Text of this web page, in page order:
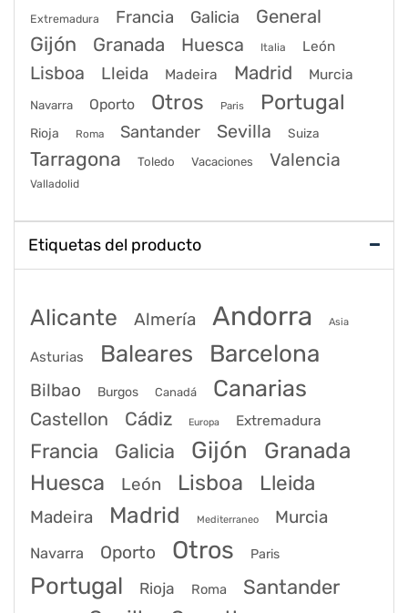
Extremadura Francia Galicia General
Gijón Granada Huesca Italia León
Lisboa Lleida Madeira Madrid Murcia
Navarra Oporto Otros Paris Portugal
Rioja Roma Santander Sevilla Suiza
Tarragona Toledo Vacaciones Valencia
Valladolid
Etiquetas del producto
Alicante Almería Andorra Asia
Asturias Baleares Barcelona
Bilbao Burgos Canadá Canarias
Castellon Cádiz Europa Extremadura
Francia Galicia Gijón Granada
Huesca León Lisboa Lleida
Madeira Madrid Mediterraneo Murcia
Navarra Oporto Otros Paris
Portugal Rioja Roma Santander